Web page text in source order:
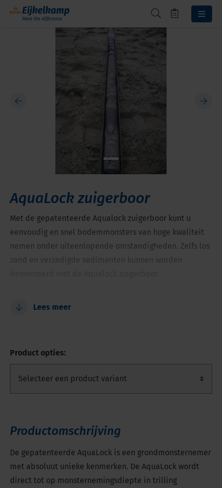
AquaLock zuigerboor
Met de gepatenteerde Aqualock zuigerboor kunt u
eenvoudig en snel bodemmonsters van hoge kwaliteit
nemen onder uiteenlopende omstandigheden. Zelfs los
zand en verzadigde sedimenten kunnen worden
ongeconsolideerde slibbodem
Geen afvalstoffen
Lees meer
Product opties:
Productomschrijving
De gepatenteerde AquaLock is een grondmonsternemer
met absoluut unieke kenmerken. De AquaLock wordt
direct tot op monsternemingsdiepte in trilling